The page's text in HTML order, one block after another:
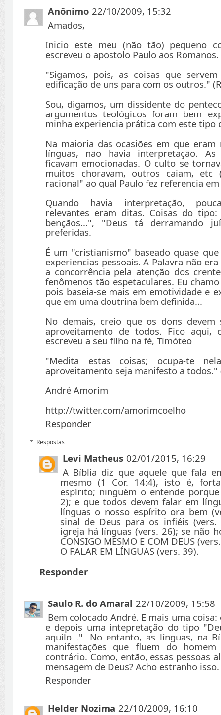
Anônimo 22/10/2009, 15:32
Amados,
Inicio este meu (não tão) pequeno
escreveu o apostolo Paulo aos Romanos.
"Sigamos, pois, as coisas que
edificação de uns para com os outros."
Sou, digamos, um dissidente do
argumentos teológicos foram bem
minha experiencia prática com este tipo
Na maioria das ocasiões em que eram
línguas, não havia interpretação.
ficavam emocionadas. O culto se
muitos choravam, outros caiam, etc
racional" ao qual Paulo fez referencia em
Quando havia interpretação,
relevantes eram ditas. Coisas do
bençãos...", "Deus tá derramando
preferidas.
É um "cristianismo" baseado quase
experiencias pessoais. A Palavra não
a concorrência pela atenção dos
fenômenos tão espetaculares. Eu
pois baseia-se mais em emotividade e
que em uma doutrina bem definida...
No demais, creio que os dons devem
aproveitamento de todos. Fico aqui,
escreveu a seu filho na fé, Timóteo
"Medita estas coisas; ocupa-te
aproveitamento seja manifesto a todos."
André Amorim
http://twitter.com/amorimcoelho
Responder
Respostas
Levi Matheus 02/01/2015, 16:29
A Bíblia diz que aquele que fala
mesmo (1 Cor. 14:4), isto é,
espírito; ninguém o entende
2); e que todos devem falar em
línguas o nosso espírito ora bem
sinal de Deus para os infiéis
igreja há línguas (vers. 26); se não
CONSIGO MESMO E COM DEUS
O FALAR EM LÍNGUAS (vers. 39).
Responder
Saulo R. do Amaral 22/10/2009, 15:58
Bem colocado André. E mais uma
e depois uma intepretação do tipo
aquilo...". No entanto, as línguas, na
manifestações que fluem do
contrário. Como, então, essas pessoas
mensagem de Deus? Acho estranho isso.
Responder
Helder Nozima 22/10/2009, 16:10